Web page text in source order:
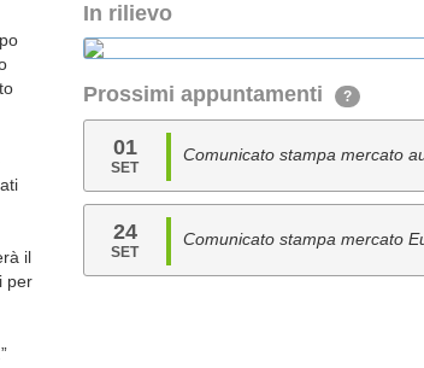
il
per
In rilievo
Prossimi appuntamenti ?
01
SET
Comunicato stampa mercato
24
SET
Comunicato stampa mercato